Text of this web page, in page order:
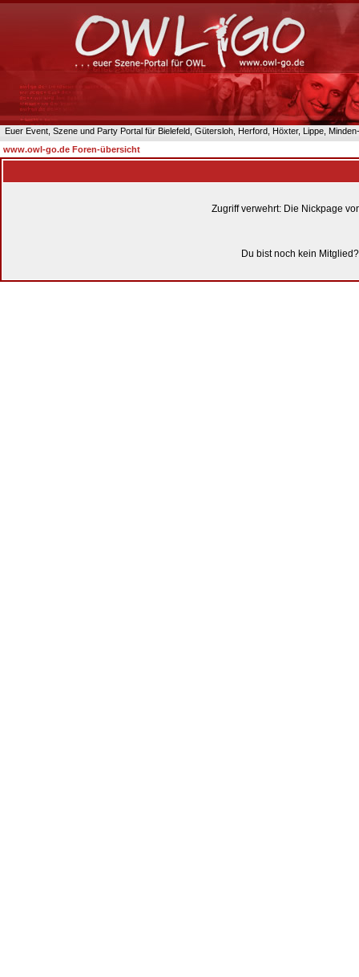
Euer Event, Szene und Party Portal für Bielefeld, Gütersloh, Herford, Höxter, Lippe,
www.owl-go.de Foren-übersicht
Zugriff verwehrt: Die Nickpage
Du bist noch kein